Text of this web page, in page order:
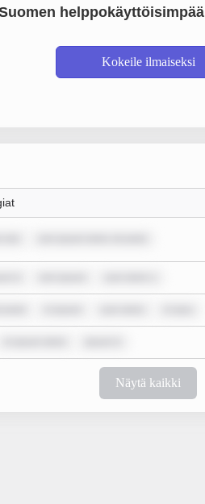
Kokeile ilmaiseksi
Näytä kaikki